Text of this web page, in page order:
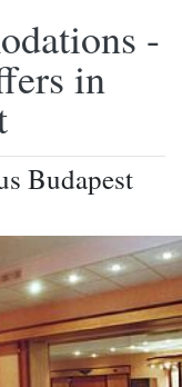
-
in
Budapest